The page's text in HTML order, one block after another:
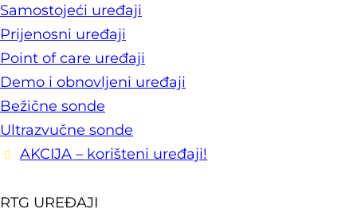
Samostojeći uređaji
Prijenosni uređaji
Point of care uređaji
Demo i obnovljeni uređaji
Bežične sonde
Ultrazvučne sonde
AKCIJA – korišteni uređaji!
RTG UREĐAJI